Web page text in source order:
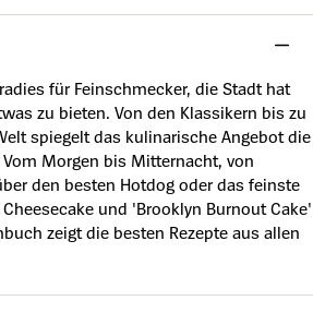
für Feinschmecker, die Stadt hat
zu bieten. Von den Klassikern bis zu
spiegelt das kulinarische Angebot die
Morgen bis Mitternacht, von
den besten Hotdog oder das feinste
und 'Brooklyn Burnout Cake'
zeigt die besten Rezepte aus allen